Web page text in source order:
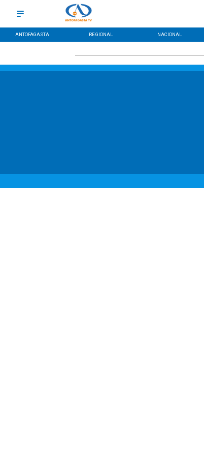
ANTOFAGASTA REGIONAL NACIONAL